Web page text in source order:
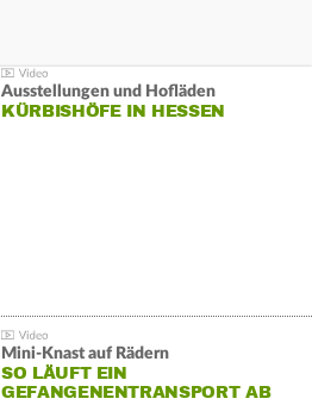
Ausstellungen und Hofläden
KÜRBISHÖFE IN HESSEN
Mini-Knast auf Rädern
SO LÄUFT EIN
GEFANGENENTRANSPORT AB